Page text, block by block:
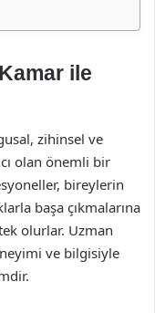
ile
zihinsel ve
olan önemli bir
bireylerin
başa çıkmalarına
olurlar. Uzman
ve bilgisiyle